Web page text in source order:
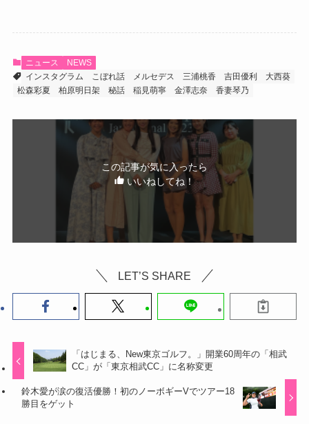
ニュース
NEWS
インスタグラム
こぼれ話 メルセデス 三浦桃香 吉田優利
大西葵
松森彩夏
柏原明日架 秘話 稲見萌寧 金澤志奈 香妻琴乃
この記事が気に入ったら
いいねしてね！
LET’S SHARE
「はじまる、New東京ゴルフ。」開業60周年の「相武
CC」が「東京相武CC」に名称変更
鈴木愛が涙の復活優勝！初のノーボギーVでツアー18
勝目をゲット